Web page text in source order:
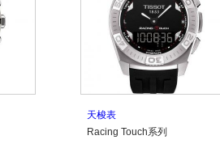
天梭表
Racing Touch系列